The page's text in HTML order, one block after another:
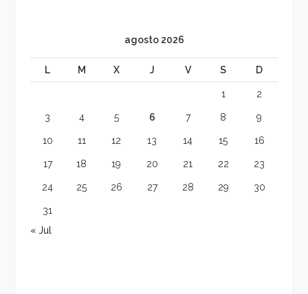
agosto 2026
L M X J V S D
1 2
3 4 5 6 7 8 9
10 11 12 13 14 15 16
17 18 19 20 21 22 23
24 25 26 27 28 29 30
31
« Jul